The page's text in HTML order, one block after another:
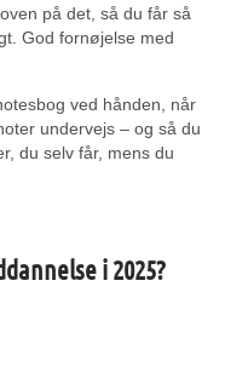
på det, så du får så
God fornøjelse med
ved hånden, når
undervejs – og så du
du selv får, mens du
i 2025?